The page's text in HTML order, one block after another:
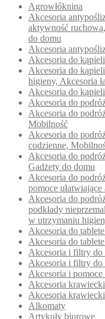
Agrowłóknina
Akcesoria
aktywność
do domu
Akcesoria
Akcesoria do
Akcesoria do
higieny, Akcesoria
Akcesoria do
Akcesoria do
Akcesoria do
Mobilność
Akcesoria do
codzienne,
Akcesoria do
Gadżety do domu
Akcesoria do
pomoce
Akcesoria do
podkłady
w utrzymaniu
Akcesoria do
Akcesoria do
Akcesoria i filtry do
Akcesoria i filtry do
Akcesoria i pomoce
Akcesoria
Akcesoria
Alkomaty
Artykuły biurowe